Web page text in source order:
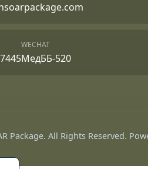
WECHAT
МедББ-520
Package. All Rights Reserved.